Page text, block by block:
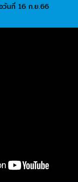
วันที่ 16 ก.ย.66